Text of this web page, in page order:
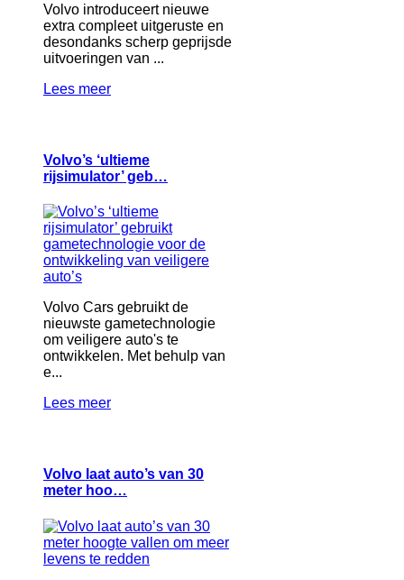
Volvo introduceert nieuwe
extra compleet uitgeruste en
desondanks scherp geprijsde
uitvoeringen van ...
Lees meer
Volvo’s ‘ultieme
rijsimulator’ geb…
Volvo Cars gebruikt de
nieuwste gametechnologie
om veiligere auto's te
ontwikkelen. Met behulp van
e...
Lees meer
Volvo laat auto’s van 30
meter hoo…